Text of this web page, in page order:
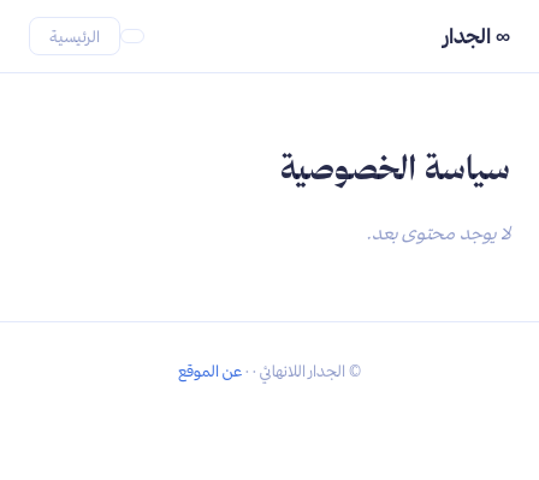
∞ الجدار الرئيسية
سياسة الخصوصية
© الجدار اللانهائي · ·عن الموقع